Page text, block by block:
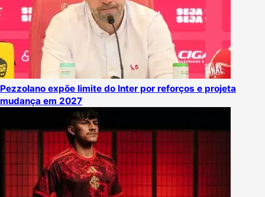
Pezzolano expõe limite do Inter por reforços e projeta
mudança em 2027